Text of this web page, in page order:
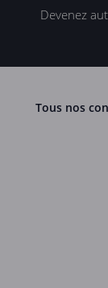
Devenez
Tous nos